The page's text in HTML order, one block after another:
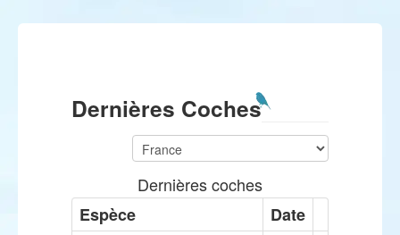
Dernières Coches
Dernières coches
Espèce
Date